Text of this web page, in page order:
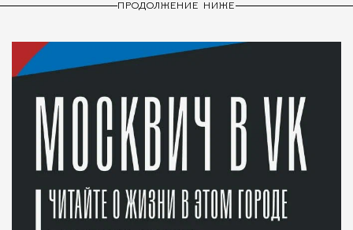
ПРОДОЛЖЕНИЕ НИЖЕ